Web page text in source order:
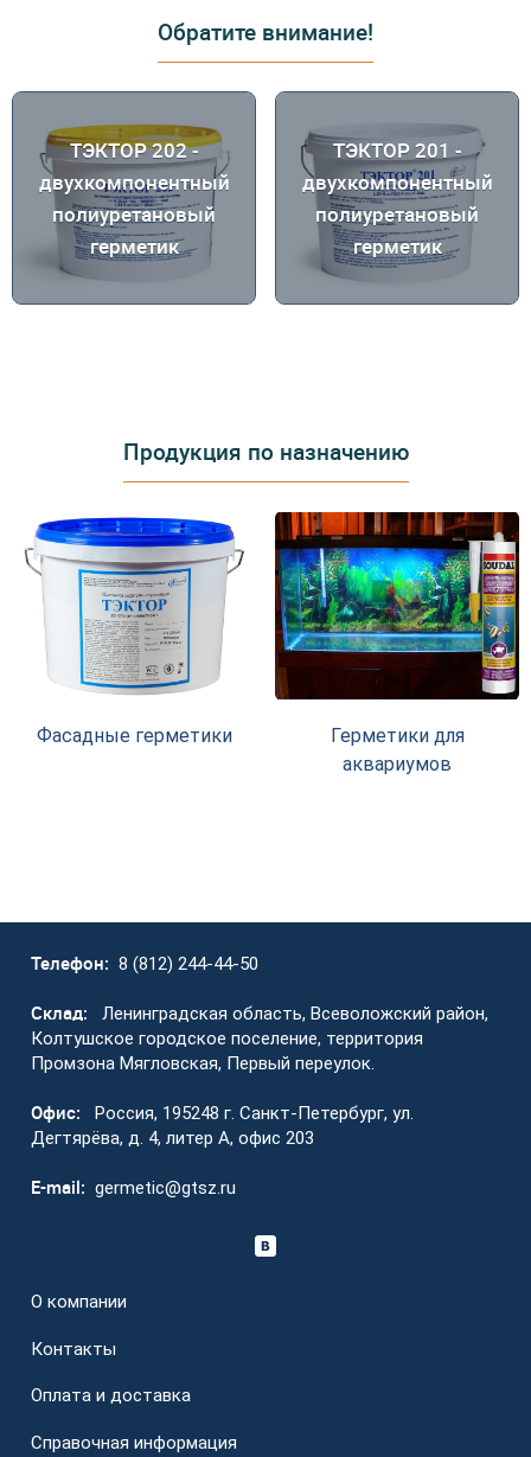
Обратите внимание!
ТЭКТОР 202 -
двухкомпонентный
полиуретановый
герметик
ТЭКТОР 201 -
двухкомпонентный
полиуретановый
герметик
Продукция по назначению
Фасадные герметики
Герметики для
аквариумов
Телефон: 8 (812) 244-44-50
Склад:
Ленинградская область, Всеволожский район,
Колтушское городское поселение, территория
Промзона Мягловская, Первый переулок.
Офис:
Россия, 195248 г. Санкт-Петербург, ул.
Дегтярёва, д. 4, литер А, офис 203
E-mail: germetic@gtsz.ru
О компании
Контакты
Оплата и доставка
Справочная информация